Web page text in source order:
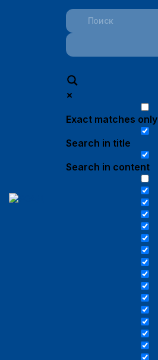
Exact matches only
Search in title
Search in content